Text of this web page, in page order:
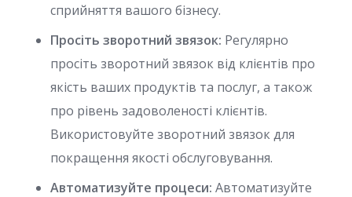
сприйняття вашого бізнесу.
Просіть зворотний звязок: Регулярно
просіть зворотний звязок від клієнтів про
якість ваших продуктів та послуг, а також
про рівень задоволеності клієнтів.
Використовуйте зворотний звязок для
покращення якості обслуговування.
Автоматизуйте процеси: Автоматизуйте